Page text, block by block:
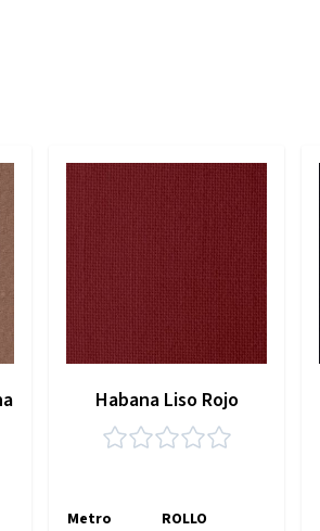
Habana Liso Rojo
Metro
ROLLO